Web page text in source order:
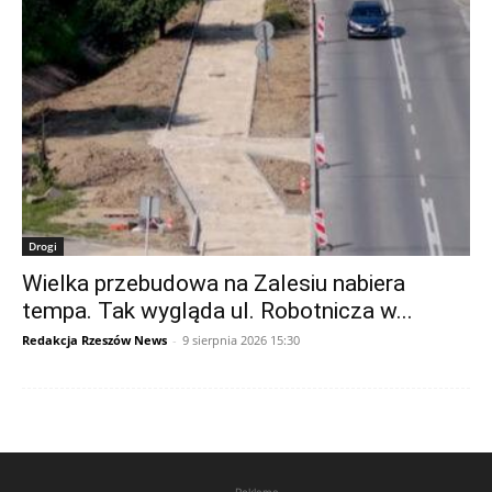
Drogi
Wielka przebudowa na Zalesiu nabiera
tempa. Tak wygląda ul. Robotnicza w...
Redakcja Rzeszów News - 9 sierpnia 2026 15:30